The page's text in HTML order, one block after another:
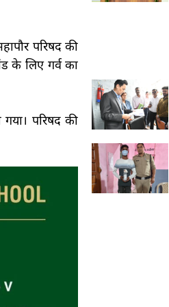
परिषद की
के लिए गर्व का
गया। परिषद की